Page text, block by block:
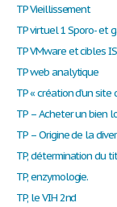
TP Vieillissement
TP virtuel 1 Sporo- et
TP VMware et cibles
TP web analytique
TP « création d’un
TP – Acheter un bien
TP – Origine de la
TP, enzymologie.
TP, le VIH 2nd